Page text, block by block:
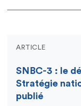
ARTICLE
SNBC-3 : le
Stratégie
publié